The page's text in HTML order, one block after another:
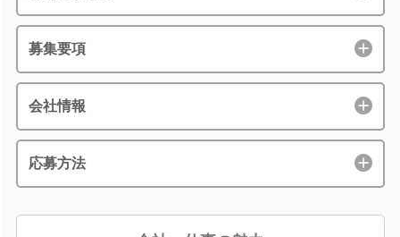
募集要項
会社情報
応募方法